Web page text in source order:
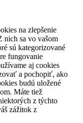
na zlepšenie
nich sa vo vašom
sú kategorizované
fungovanie
aj cookies
a pochopiť, ako
budú uložené
Máte tiež
z týchto
zážitok z